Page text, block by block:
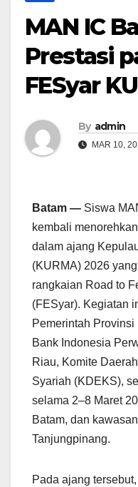
MAN IC
Prestasi
FESyar
By admin
MAR 10,
Batam — Siswa
kembali
dalam ajang
(KURMA) 2026
rangkaian Road to
(FESyar). Kegiatan
Pemerintah
Bank Indonesia
Riau, Komite
Syariah (KDEKS),
selama 2–8 Maret
Batam, dan
Tanjungpinang.
Pada ajang